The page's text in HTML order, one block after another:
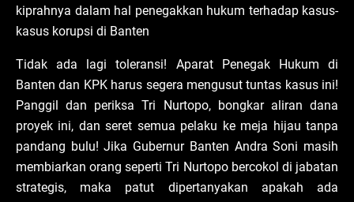
kiprahnya dalam hal penegakkan hukum terhadap kasus-
kasus korupsi di Banten
Tidak ada lagi toleransi! Aparat Penegak Hukum di
Banten dan KPK harus segera mengusut tuntas kasus ini!
Panggil dan periksa Tri Nurtopo, bongkar aliran dana
proyek ini, dan seret semua pelaku ke meja hijau tanpa
pandang bulu! Jika Gubernur Banten Andra Soni masih
membiarkan orang seperti Tri Nurtopo bercokol di jabatan
strategis, maka patut dipertanyakan apakah ada